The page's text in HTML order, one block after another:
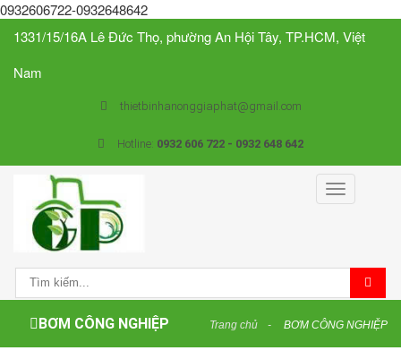
0932606722-0932648642
1331/15/16A Lê Đức Thọ, phường An Hội Tây, TP.HCM, Việt
Nam
thietbinhanonggiaphat@gmail.com
Hotline: 0932 606 722 - 0932 648 642
Toggle
navigation
BƠM CÔNG NGHIỆP Trang chủ BƠM CÔNG NGHIỆP